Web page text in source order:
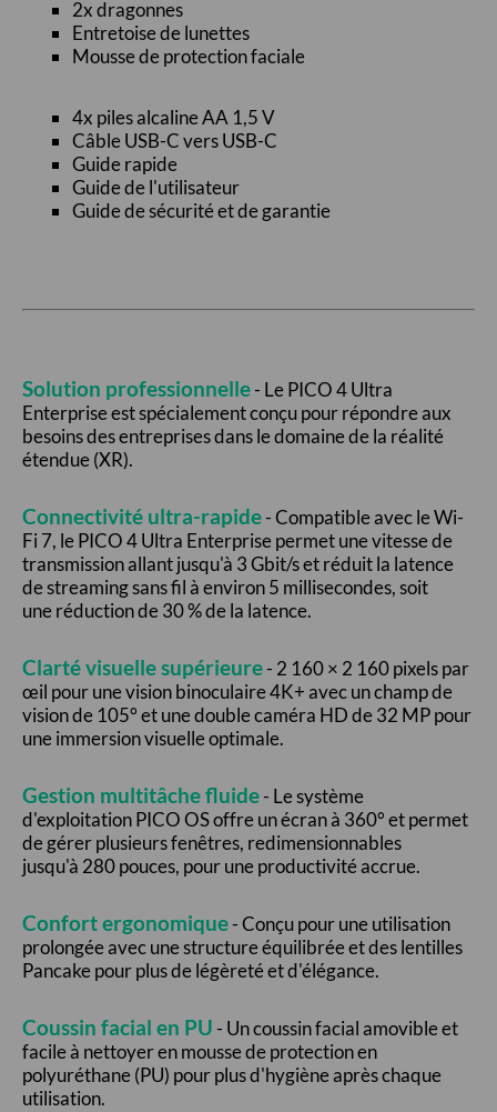
2x dragonnes
Entretoise de lunettes
Mousse de protection faciale
4x piles alcaline AA 1,5 V
Câble USB-C vers USB-C
Guide rapide
Guide de l'utilisateur
Guide de sécurité et de garantie
Solution professionnelle- Le PICO 4 Ultra
Enterprise est spécialement conçu pour répondre aux
besoins des entreprises dans le domaine de la réalité
étendue (XR).
Connectivité ultra-rapide- Compatible avec le Wi-
Fi 7, le PICO 4 Ultra Enterprise permet une vitesse de
transmission allant jusqu'à 3 Gbit/s et réduit la latence
de streaming sans fil à environ 5 millisecondes, soit
une réduction de 30 % de la latence.
Clarté visuelle supérieure- 2 160 × 2 160 pixels par
œil pour une vision binoculaire 4K+ avec un champ de
vision de 105° et une double caméra HD de 32 MP pour
une immersion visuelle optimale.
Gestion multitâche fluide- Le système
d'exploitation PICO OS offre un écran à 360° et permet
de gérer plusieurs fenêtres, redimensionnables
jusqu'à 280 pouces, pour une productivité accrue.
Confort ergonomique- Conçu pour une utilisation
prolongée avec une structure équilibrée et des lentilles
Pancake pour plus de légèreté et d'élégance.
Coussin facial en PU- Un coussin facial amovible et
facile à nettoyer en mousse de protection en
polyuréthane (PU) pour plus d'hygiène après chaque
utilisation.